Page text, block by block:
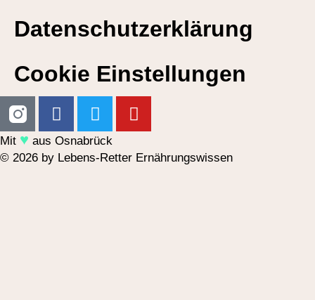
Datenschutzerklärung
Cookie Einstellungen
Mit ♥︎ aus Osnabrück
© 2026 by Lebens-Retter Ernährungswissen